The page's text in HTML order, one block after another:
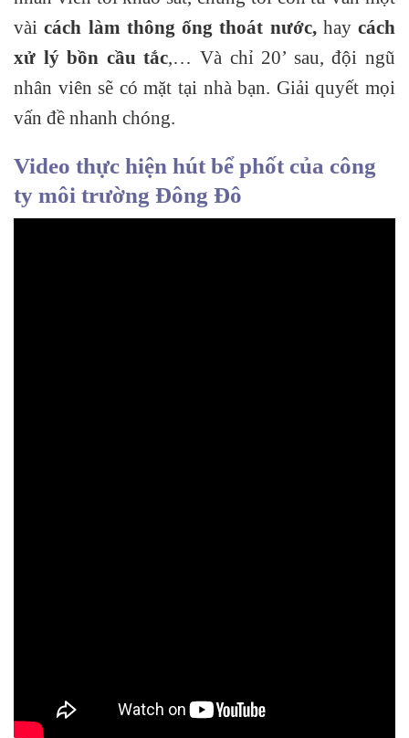
vàicách làm thông ống thoát nước, hay cách
xử lý bồn cầu tắc,… Và chỉ 20’ sau, đội ngũ
nhân viên sẽ có mặt tại nhà bạn. Giải quyết mọi
vấn đề nhanh chóng.
Video thực hiện hút bể phốt của công
ty môi trường Đông Đô